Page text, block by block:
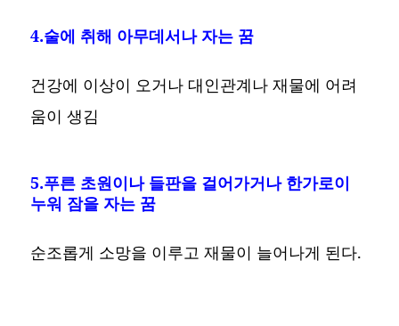
4.술에 취해 아무데서나 자는 꿈
건강에 이상이 오거나 대인관계나 재물에 어려
움이 생김
5.푸른 초원이나 들판을 걸어가거나 한가로이
누워 잠을 자는 꿈
순조롭게 소망을 이루고 재물이 늘어나게 된다.